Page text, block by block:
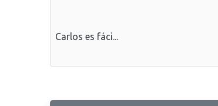
Carlos es fáci...